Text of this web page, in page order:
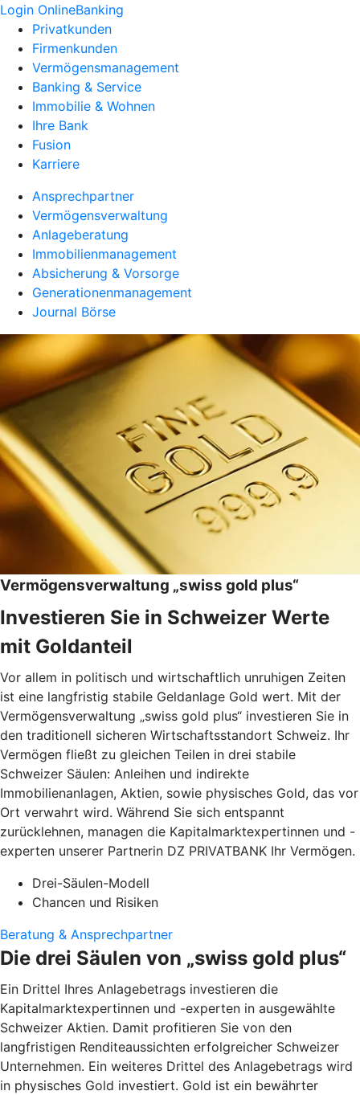
Login OnlineBanking
Privatkunden
Firmenkunden
Vermögensmanagement
Banking & Service
Immobilie & Wohnen
Ihre Bank
Fusion
Karriere
Ansprechpartner
Vermögensverwaltung
Anlageberatung
Immobilienmanagement
Absicherung & Vorsorge
Generationenmanagement
Journal Börse
Vermögensverwaltung „swiss gold plus“
Investieren Sie in Schweizer Werte
mit Goldanteil
Vor allem in politisch und wirtschaftlich unruhigen Zeiten
ist eine langfristig stabile Geldanlage Gold wert. Mit der
Vermögensverwaltung „swiss gold plus“ investieren Sie in
den traditionell sicheren Wirtschaftsstandort Schweiz. Ihr
Vermögen fließt zu gleichen Teilen in drei stabile
Schweizer Säulen: Anleihen und indirekte
Immobilienanlagen, Aktien, sowie physisches Gold, das vor
Ort verwahrt wird. Während Sie sich entspannt
zurücklehnen, managen die Kapitalmarktexpertinnen und -
experten unserer Partnerin DZ PRIVATBANK Ihr Vermögen.
Drei-Säulen-Modell
Chancen und Risiken
Beratung & Ansprechpartner
Die drei Säulen von „swiss gold plus“
Ein Drittel Ihres Anlagebetrags investieren die
Kapitalmarktexpertinnen und -experten in ausgewählte
Schweizer Aktien. Damit profitieren Sie von den
langfristigen Renditeaussichten erfolgreicher Schweizer
Unternehmen. Ein weiteres Drittel des Anlagebetrags wird
in physisches Gold investiert. Gold ist ein bewährter